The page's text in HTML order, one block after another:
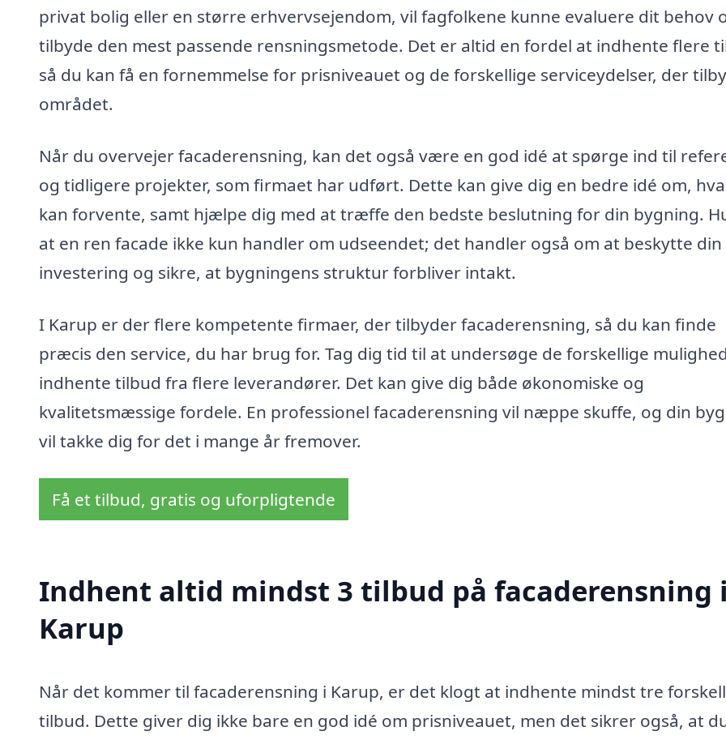
privat bolig eller en større erhvervsejendom, vil fagfolkene kunne evaluere dit behov
tilbyde den mest passende rensningsmetode. Det er altid en fordel at indhente flere
så du kan få en fornemmelse for prisniveauet og de forskellige serviceydelser, der
området.
Når du overvejer facaderensning, kan det også være en god idé at spørge ind til
og tidligere projekter, som firmaet har udført. Dette kan give dig en bedre idé om,
kan forvente, samt hjælpe dig med at træffe den bedste beslutning for din bygning.
at en ren facade ikke kun handler om udseendet; det handler også om at beskytte din
investering og sikre, at bygningens struktur forbliver intakt.
I Karup er der flere kompetente firmaer, der tilbyder facaderensning, så du kan finde
præcis den service, du har brug for. Tag dig tid til at undersøge de forskellige
indhente tilbud fra flere leverandører. Det kan give dig både økonomiske og
kvalitetsmæssige fordele. En professionel facaderensning vil næppe skuffe, og din
vil takke dig for det i mange år fremover.
Få et tilbud, gratis og uforpligtende
Indhent altid mindst 3 tilbud på facaderensning i
Karup
Når det kommer til facaderensning i Karup, er det klogt at indhente mindst tre
tilbud. Dette giver dig ikke bare en god idé om prisniveauet, men det sikrer også, at